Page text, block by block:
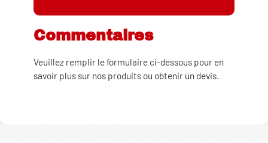
Commentaires
Veuillez remplir le formulaire ci-dessous pour en
savoir plus sur nos produits ou obtenir un devis.